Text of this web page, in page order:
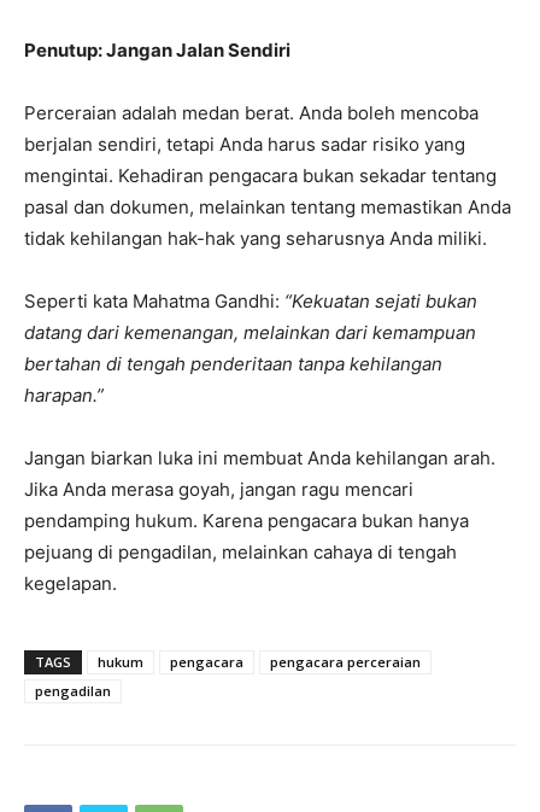
Penutup: Jangan Jalan Sendiri
Perceraian adalah medan berat. Anda boleh mencoba
berjalan sendiri, tetapi Anda harus sadar risiko yang
mengintai. Kehadiran pengacara bukan sekadar tentang
pasal dan dokumen, melainkan tentang memastikan Anda
tidak kehilangan hak-hak yang seharusnya Anda miliki.
Seperti kata Mahatma Gandhi: “Kekuatan sejati bukan
datang dari kemenangan, melainkan dari kemampuan
bertahan di tengah penderitaan tanpa kehilangan
harapan.”
Jangan biarkan luka ini membuat Anda kehilangan arah.
Jika Anda merasa goyah, jangan ragu mencari
pendamping hukum. Karena pengacara bukan hanya
pejuang di pengadilan, melainkan cahaya di tengah
kegelapan.
TAGS hukum pengacara
pengacara perceraian
pengadilan